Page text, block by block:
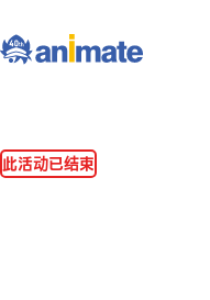
此活动已结束